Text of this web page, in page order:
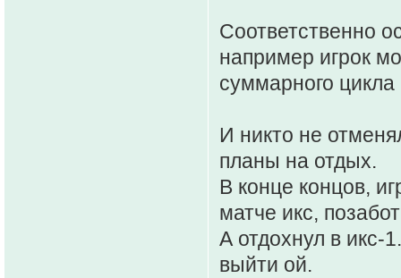
Соответственно
например игрок
суммарного
И никто не
планы на отдых.
В конце концов,
матче икс,
А отдохнул в икс-
выйти ой.